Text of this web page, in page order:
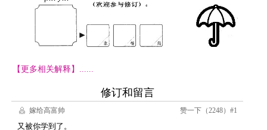
【更多相关解释】......